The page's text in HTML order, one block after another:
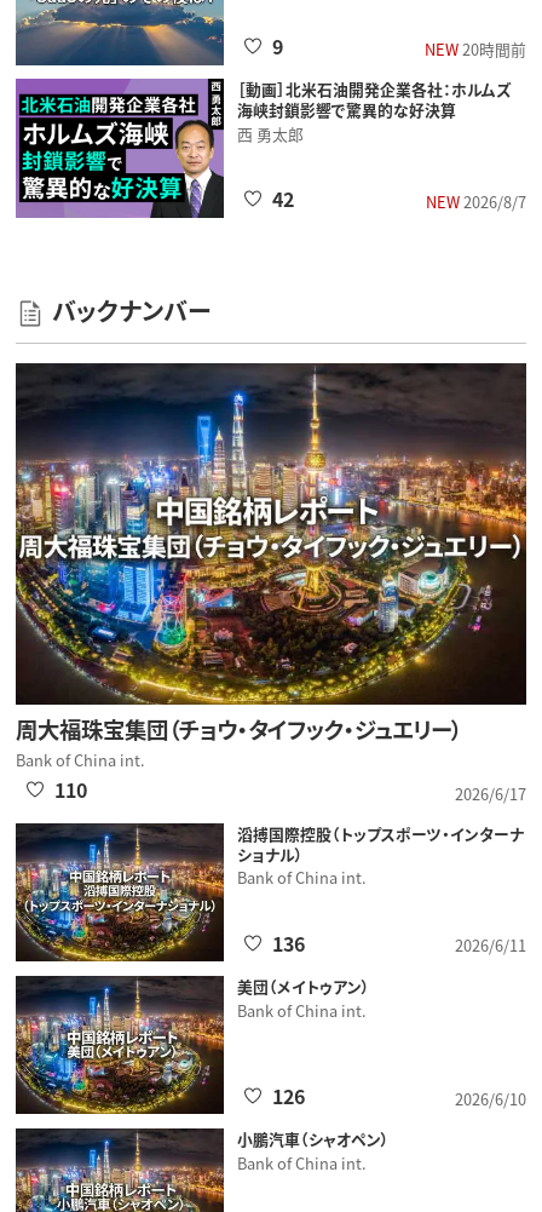
NEW20時間前
9
［動画］北米石油開発企業各社：ホルムズ
海峡封鎖影響で驚異的な好決算
西 勇太郎
NEW2026/8/7
42
バックナンバー
周大福珠宝集団（チョウ・タイフック・ジュエリー）
Bank of China int.
2026/6/17
110
滔搏国際控股（トップスポーツ・インターナ
ショナル）
Bank of China int.
2026/6/11
136
美団（メイトゥアン）
Bank of China int.
2026/6/10
126
小鵬汽車（シャオペン）
Bank of China int.